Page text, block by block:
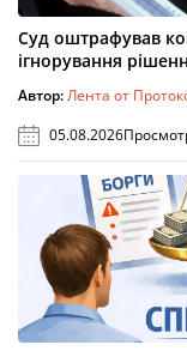
Суд оштрафував
ігнорування
Автор:Лента от
05.08.2026